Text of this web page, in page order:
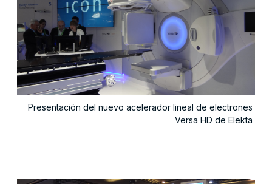
Presentación del nuevo acelerador lineal de electrones
Versa HD de Elekta